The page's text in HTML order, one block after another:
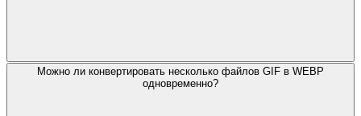
Можно ли конвертировать несколько файлов GIF в WEBP
одновременно?